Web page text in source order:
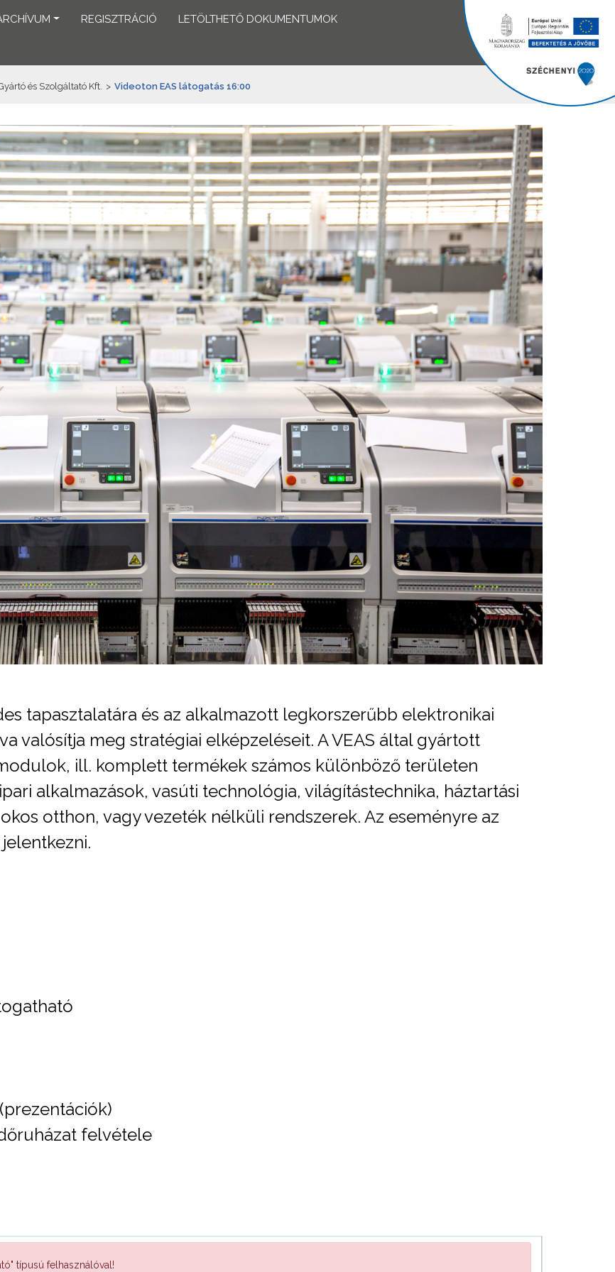
REGISZTRÁCIÓ LETÖLTHETŐ DOKUMENTUMOK
és Szolgáltató Kft. > Videoton EAS látogatás 16:00
tapasztalatára és az alkalmazott legkorszerűbb elektronikai
valósítja meg stratégiai elképzeléseit. A VEAS által gyártott
ill. komplett termékek számos különböző területen
alkalmazások, vasúti technológia, világítástechnika, háztartási
otthon, vagy vezeték nélküli rendszerek. Az eseményre az
felvétele
típusú felhasználóval!